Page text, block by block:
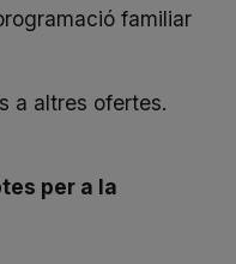
familiar
a altres ofertes.
per a la